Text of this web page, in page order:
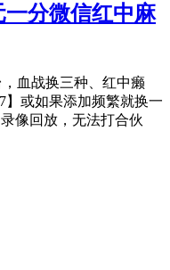
分微信红中麻
血战换三种、红中癞
】或如果添加频繁就换一
像回放，无法打合伙